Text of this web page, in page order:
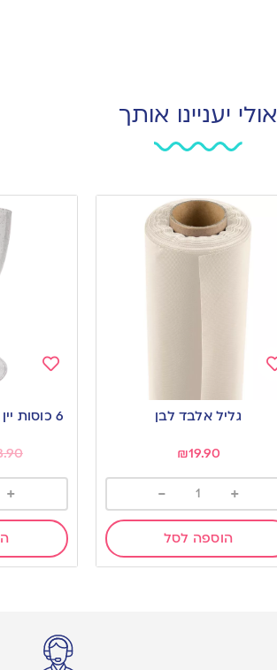
אולי יעניינו אותך
גליל אלבד לבן
₪19.90
+
-
הוספה לסל
to
6 כוסות
+